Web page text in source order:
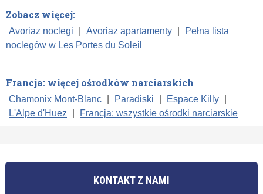
Zobacz więcej:
Avoriaz noclegi Avoriaz apartamenty
Pełna lista
noclegów w Les Portes du Soleil
Francja: więcej ośrodków narciarskich
Chamonix Mont-Blanc Paradiski Espace Killy
L'Alpe d'Huez
Francja: wszystkie ośrodki narciarskie
KONTAKT Z NAMI